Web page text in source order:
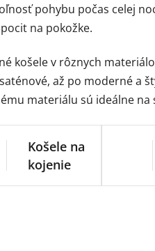
pohybu počas celej
na pokožke.
košele v rôznych
až po moderné a
materiálu sú ideálne na
Košele na
kojenie